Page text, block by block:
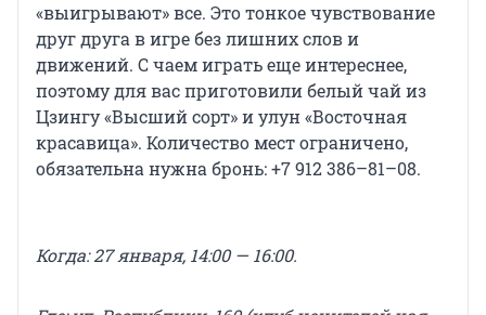
«выигрывают» все. Это тонкое чувствование
друг друга в игре без лишних слов и
движений. С чаем играть еще интереснее,
поэтому для вас приготовили белый чай из
Цзингу «Высший сорт» и улун «Восточная
красавица». Количество мест ограничено,
обязательна нужна бронь: +7 912 386–81–08.
Когда: 27 января, 14:00 — 16:00.